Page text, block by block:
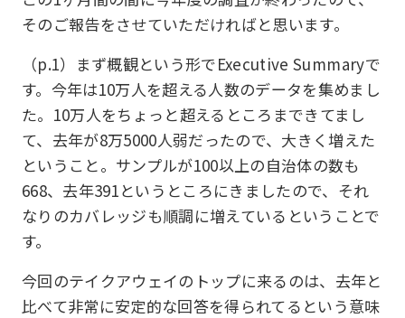
そのご報告をさせていただければと思います。
（p.1）まず概観という形でExecutive Summaryで
す。今年は10万人を超える人数のデータを集めまし
た。10万人をちょっと超えるところまできてまし
て、去年が8万5000人弱だったので、大きく増えた
ということ。サンプルが100以上の自治体の数も
668、去年391というところにきましたので、それ
なりのカバレッジも順調に増えているということで
す。
今回のテイクアウェイのトップに来るのは、去年と
比べて非常に安定的な回答を得られてるという意味